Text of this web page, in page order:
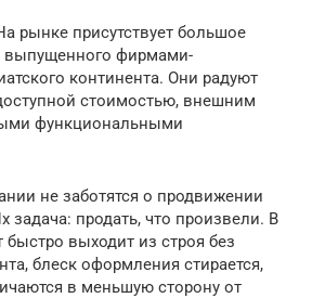
рынке присутствует большое
выпущенного фирмами-
континента. Они радуют
стоимостью, внешним
функциональными
не заботятся о продвижении
задача: продать, что произвели. В
быстро выходит из строя без
блеск оформления стирается,
в меньшую сторону от